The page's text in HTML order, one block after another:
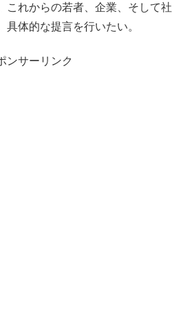
これからの若者、企業、そして社
体的な提言を行いたい。
ンサーリンク